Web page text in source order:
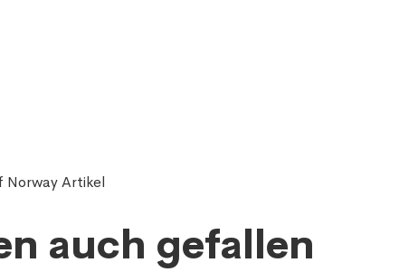
Norway Artikel
auch gefallen